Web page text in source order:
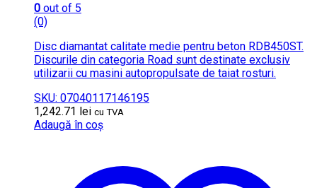
0 out of 5
(0)
Disc diamantat calitate medie pentru beton RDB450ST.
Discurile din categoria Road sunt destinate exclusiv
utilizarii cu masini autopropulsate de taiat rosturi.
SKU: 07040117146195
1,242.71 lei cu TVA
Adaugă în coș